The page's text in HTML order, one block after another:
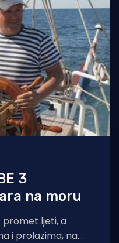
3
na moru
promet ljeti, a
i prolazima, na